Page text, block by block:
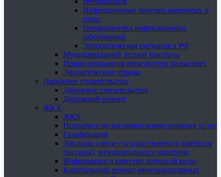
Инфекционные болезни животных и
птиц
Профилактика инфекционных
заболеваний
Эпизоотическая ситуация в РФ
Муниципальный лесной контроль
Природоохранная прокуратура разъясняет
Экологические отряды
Дорожное строительство
Дорожное строительство
Дорожный ремонт
ЖКХ
ЖКХ
Потребителю жилищно-коммунальных услуг
Газификация
Доклады о виде государственного контроля
(надзора), муниципального контроля
Информация о качестве питьевой воды
Капитальный ремонт многоквартирных